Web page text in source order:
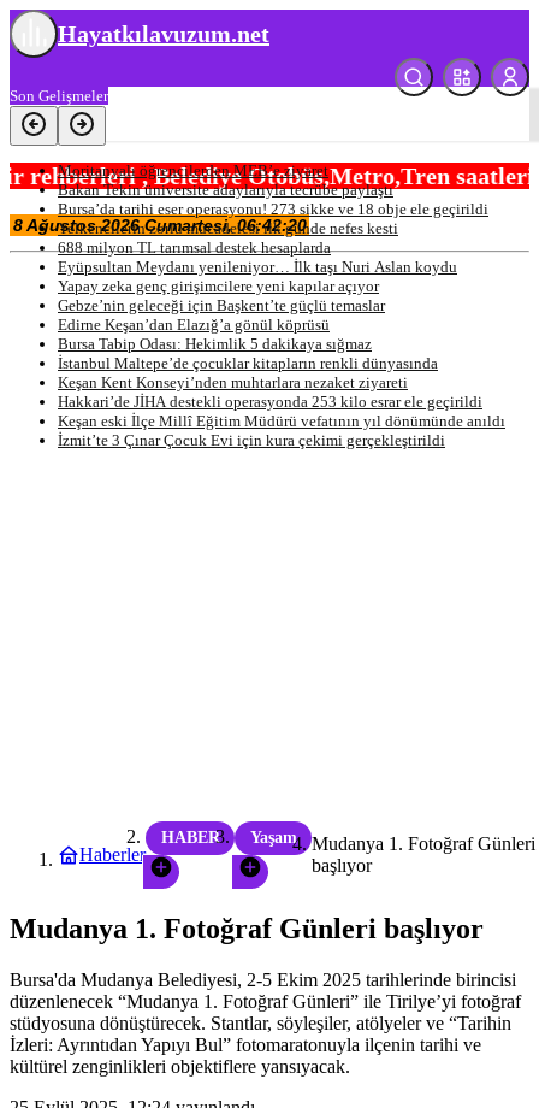
Hayatkılavuzum.net
Son Gelişmeler
Moritanyalı öğrencilerden MEB’e ziyaret
Bakan Tekin üniversite adaylarıyla tecrübe paylaştı
Bursa’da tarihi eser operasyonu! 273 sikke ve 18 obje ele geçirildi
Yelkencilerin zorlu mücadelesi ilk günde nefes kesti
688 milyon TL tarımsal destek hesaplarda
Eyüpsultan Meydanı yenileniyor… İlk taşı Nuri Aslan koydu
Yapay zeka genç girişimcilere yeni kapılar açıyor
Gebze’nin geleceği için Başkent’te güçlü temaslar
Edirne Keşan’dan Elazığ’a gönül köprüsü
Bursa Tabip Odası: Hekimlik 5 dakikaya sığmaz
İstanbul Maltepe’de çocuklar kitapların renkli dünyasında
Keşan Kent Konseyi’nden muhtarlara nezaket ziyareti
Hakkari’de JİHA destekli operasyonda 253 kilo esrar ele geçirildi
Keşan eski İlçe Millî Eğitim Müdürü vefatının yıl dönümünde anıldı
İzmit’te 3 Çınar Çocuk Evi için kura çekimi gerçekleştirildi
, Belediye Otobüs,Metro,Tren saatleri
Haberler
HABER Yaşam
Mudanya 1. Fotoğraf Günleri
başlıyor
Mudanya 1. Fotoğraf Günleri başlıyor
Bursa'da Mudanya Belediyesi, 2-5 Ekim 2025 tarihlerinde birincisi
düzenlenecek “Mudanya 1. Fotoğraf Günleri” ile Tirilye’yi fotoğraf
stüdyosuna dönüştürecek. Stantlar, söyleşiler, atölyeler ve “Tarihin
İzleri: Ayrıntıdan Yapıyı Bul” fotomaratonuyla ilçenin tarihi ve
kültürel zenginlikleri objektiflere yansıyacak.